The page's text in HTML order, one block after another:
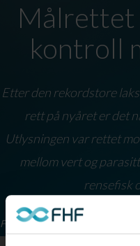
Målrettet
kontroll
Etter den rekordstore
rett på nyåret er det
Utlysningen var rettet
mellom vert og
rensefisk
Foto: Melanie Andrews, NMBU